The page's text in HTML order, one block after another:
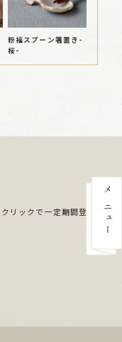
粉福スプーン箸置き-
桜-
リックで一定期間登録